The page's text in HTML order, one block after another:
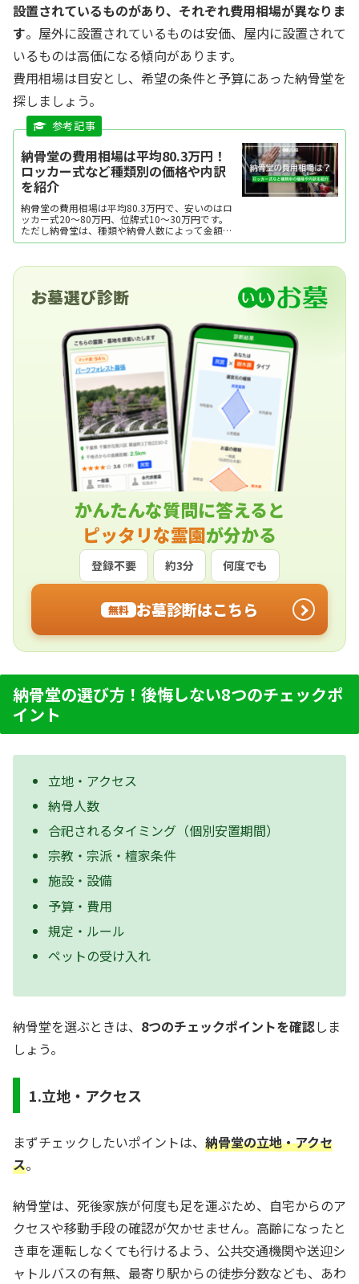
設置されているものがあり、それぞれ費用相場が異なりま
す。屋外に設置されているものは安価、屋内に設置されて
いるものは高価になる傾向があります。
費用相場は目安とし、希望の条件と予算にあった納骨堂を
探しましょう。
納骨堂の費用相場は平均80.3万円！
ロッカー式など種類別の価格や内訳
を紹介
納骨堂の費用相場は平均80.3万円で、安いのはロ
ッカー式20～80万円、位牌式10～30万円です。
ただし納骨堂は、種類や納骨人数によって金額幅
が広め。ここでは、納骨堂の費用相場を種類別・
お墓選び診断
かんたんな質問に答えると
ピッタリな霊園が分かる
登録不要 約3分 何度でも
無料 お墓診断はこちら
納骨堂の選び方！後悔しない8つのチェックポ
イント
立地・アクセス
納骨人数
合祀されるタイミング（個別安置期間）
宗教・宗派・檀家条件
施設・設備
予算・費用
規定・ルール
ペットの受け入れ
納骨堂を選ぶときは、 8つのチェックポイントを確認しま
しょう。
1.立地・アクセス
まずチェックしたいポイントは、 納骨堂の立地・アクセ
ス。
納骨堂は、死後家族が何度も足を運ぶため、自宅からのア
クセスや移動手段の確認が欠かせません。高齢になったと
き車を運転しなくても行けるよう、公共交通機関や送迎シ
ャトルバスの有無、最寄り駅からの徒歩分数なども、あわ